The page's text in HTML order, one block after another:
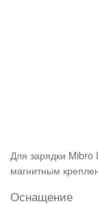
Для зарядки Mibro
магнитным
Оснащение